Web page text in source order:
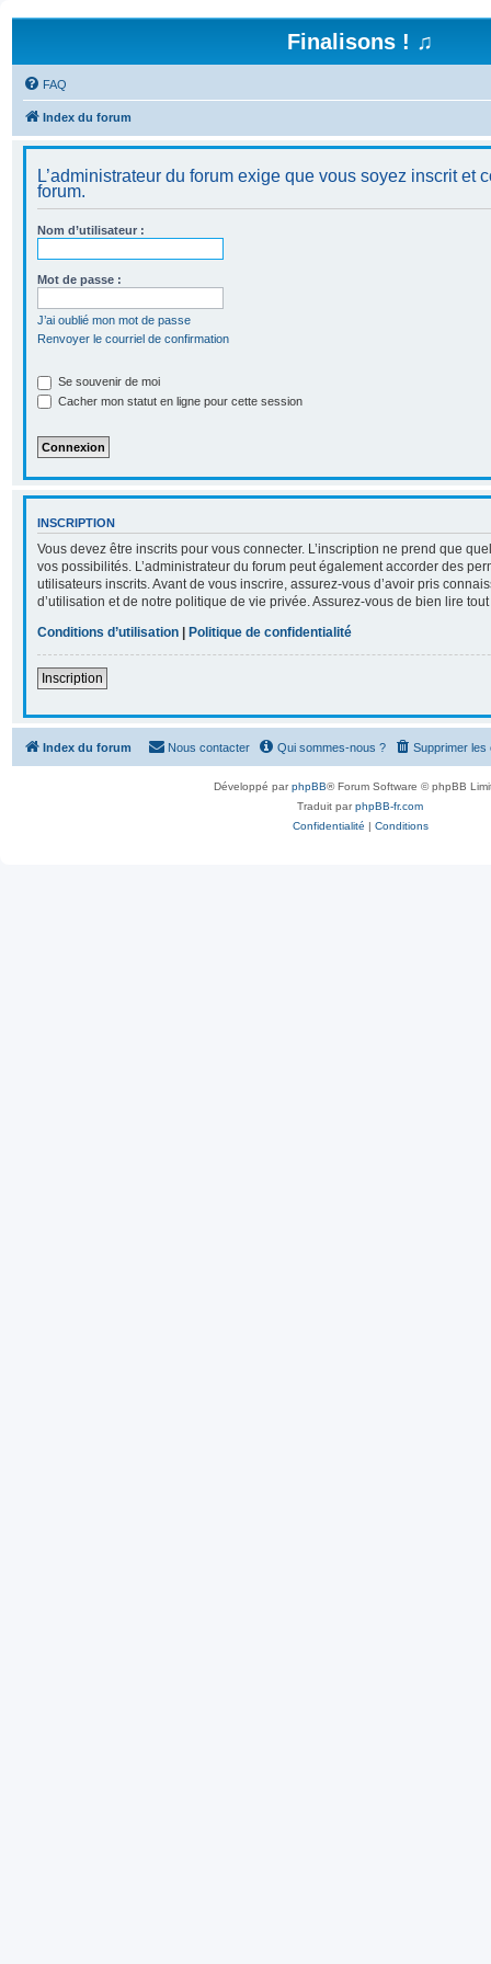
Finalisons ! ♫
FAQ
Index du forum
L’administrateur du forum exige que vous soyez inscrit et
forum.
Nom d’utilisateur :
Mot de passe :
J’ai oublié mon mot de passe
Renvoyer le courriel de confirmation
Se souvenir de moi
Cacher mon statut en ligne pour cette session
INSCRIPTION
Vous devez être inscrits pour vous connecter. L’inscription ne prend que
vos possibilités. L’administrateur du forum peut également accorder des
utilisateurs inscrits. Avant de vous inscrire, assurez-vous d’avoir pris
d’utilisation et de notre politique de vie privée. Assurez-vous de bien lire
Conditions d’utilisation | Politique de confidentialité
Inscription
Index du forum Supprimer les
Qui sommes-nous ?
Nous contacter
Développé parphpBB® Forum Software © phpBB
Traduit parphpBB-fr.com
Confidentialité | Conditions